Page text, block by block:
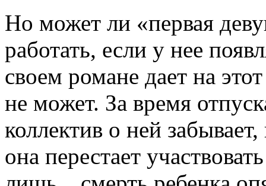
Но может ли «первая
работать, если у нее
своем романе дает на
не может. За время
коллектив о ней
она перестает